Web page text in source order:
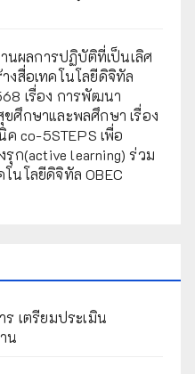
านผลการปฏิบัติที่เป็นเลิศ
งสื่อเทคโนโลยีดิจิทัล
เรื่อง การพัฒนา
ศึกษาและพลศึกษา เรื่อง
co-5STEPS เพื่อ
ก(active learning) ร่วม
นโลยีดิจิทัล OBEC
เตรียมประเมิน
น